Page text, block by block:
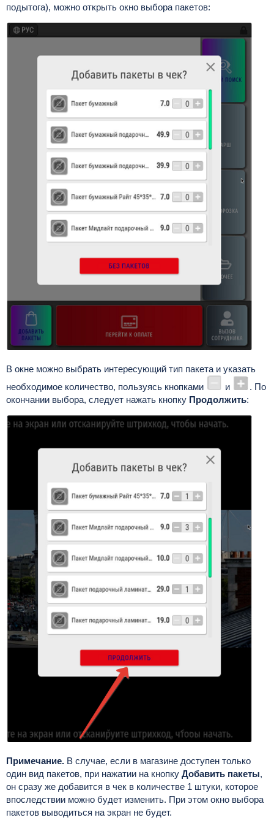
подытога), можно открыть окно выбора пакетов:
В окне можно выбрать интересующий тип пакета и указать
необходимое количество, пользуясь кнопками
и
. По
окончании выбора, следует нажать кнопку Продолжить:
Примечание.В случае, если в магазине доступен только
один вид пакетов, при нажатии на кнопку Добавить пакеты,
он сразу же добавится в чек в количестве 1 штуки, которое
впоследствии можно будет изменить. При этом окно выбора
пакетов выводиться на экран не будет.